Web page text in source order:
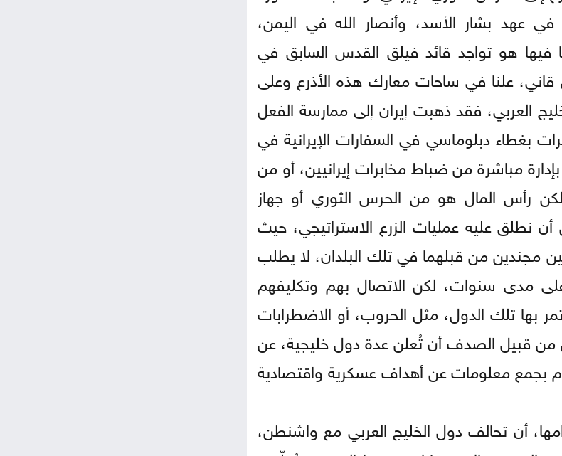
عهد بشار الأسد، وأنصار الله في اليمن،
فيها هو تواجد قائد فيلق القدس السابق في
علنا في ساحات معارك هذه الأذرع وعلى
العربي، فقد ذهبت إيران إلى ممارسة الفعل
بغطاء دبلوماسي في السفارات الإيرانية في
مباشرة من ضباط مخابرات إيرانيين، أو من
رأس المال هو من الحرس الثوري أو جهاز
نطلق عليه عمليات الزرع الاستراتيجي، حيث
مجندين من قبلهما في تلك البلدان، لا يطلب
على مدى سنوات، لكن الاتصال بهم وتكليفهم
بها تلك الدول، مثل الحروب، أو الاضطرابات
من قبيل الصدف أن تُعلن عدة دول خليجية، عن
بجمع معلومات عن أهداف عسكرية واقتصادية
أن تحالف دول الخليج العربي مع واشنطن،